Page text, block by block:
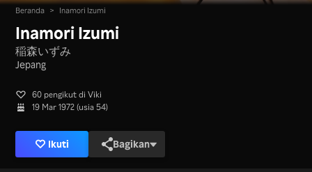
Beranda > Inamori Izumi
Inamori Izumi
稲森いずみ
Jepang
60 pengikut di Viki
19 Mar 1972 (usia 54)
Ikuti Bagikan